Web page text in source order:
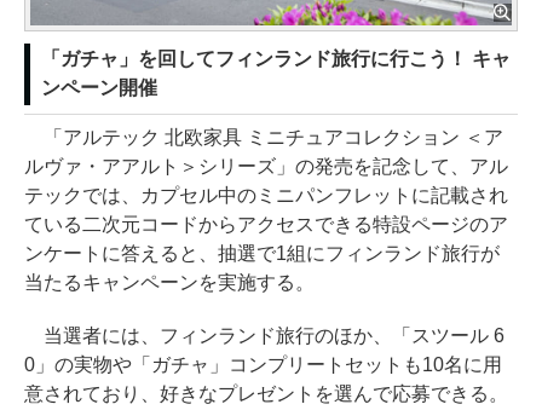
「ガチャ」を回してフィンランド旅行に行こう！ キャ
ンペーン開催
「アルテック 北欧家具 ミニチュアコレクション ＜ア
ルヴァ・アアルト＞シリーズ」の発売を記念して、アル
テックでは、カプセル中のミニパンフレットに記載され
ている二次元コードからアクセスできる特設ページのア
ンケートに答えると、抽選で1組にフィンランド旅行が
当たるキャンペーンを実施する。
当選者には、フィンランド旅行のほか、「スツール 6
0」の実物や「ガチャ」コンプリートセットも10名に用
意されており、好きなプレゼントを選んで応募できる。